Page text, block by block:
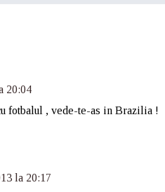
20:04
fotbalul , vede-te-as in Brazilia !
la 20:17